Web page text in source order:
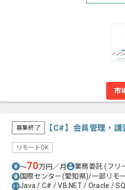
市
募集終了 【C#】会員管理・
リモートOK
〜70万円／月 業務委託(フリ
国際センター(愛知県)/一部リモ
Java / C# / VB.NET / Oracle /